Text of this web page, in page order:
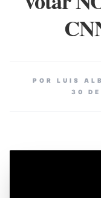
POR LUIS
30